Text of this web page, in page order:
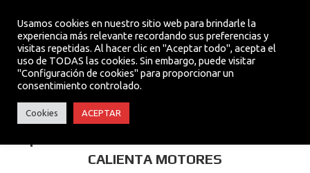
MENU
CALIENTA MOTORES
Usamos cookies en nuestro sitio web para brindarle la
experiencia más relevante recordando sus preferencias y
visitas repetidas. Al hacer clic en "Aceptar todo", acepta el
uso de TODAS las cookies. Sin embargo, puede visitar
"Configuración de cookies" para proporcionar un
consentimiento controlado.
Cookies ACEPTAR